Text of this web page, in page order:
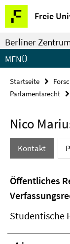
Springe
direkt
zu
Inhalt
Freie
Service-
Navigation
Berliner
MENÜ
Startseite
Parlamentsrecht
Nico
Kontakt
Öffentliches
Studentische